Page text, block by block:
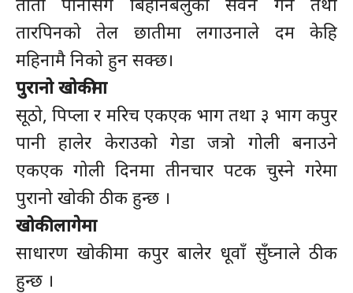
तारपिनको तेल छातीमा लगाउनाले दम केहि
महिनामै निको हुन सक्छ।
पुरानो खोकीमा
सूठो, पिप्ला र मरिच एकएक भाग तथा ३ भाग कपुर
पानी हालेर केराउको गेडा जत्रो गोली बनाउने
एकएक गोली दिनमा तीनचार पटक चुस्ने गरेमा
पुरानो खोकी ठीक हुन्छ ।
खोकी लागेमा
साधारण खोकीमा कपुर बालेर धूवाँ सुँघ्नाले ठीक
हुन्छ ।